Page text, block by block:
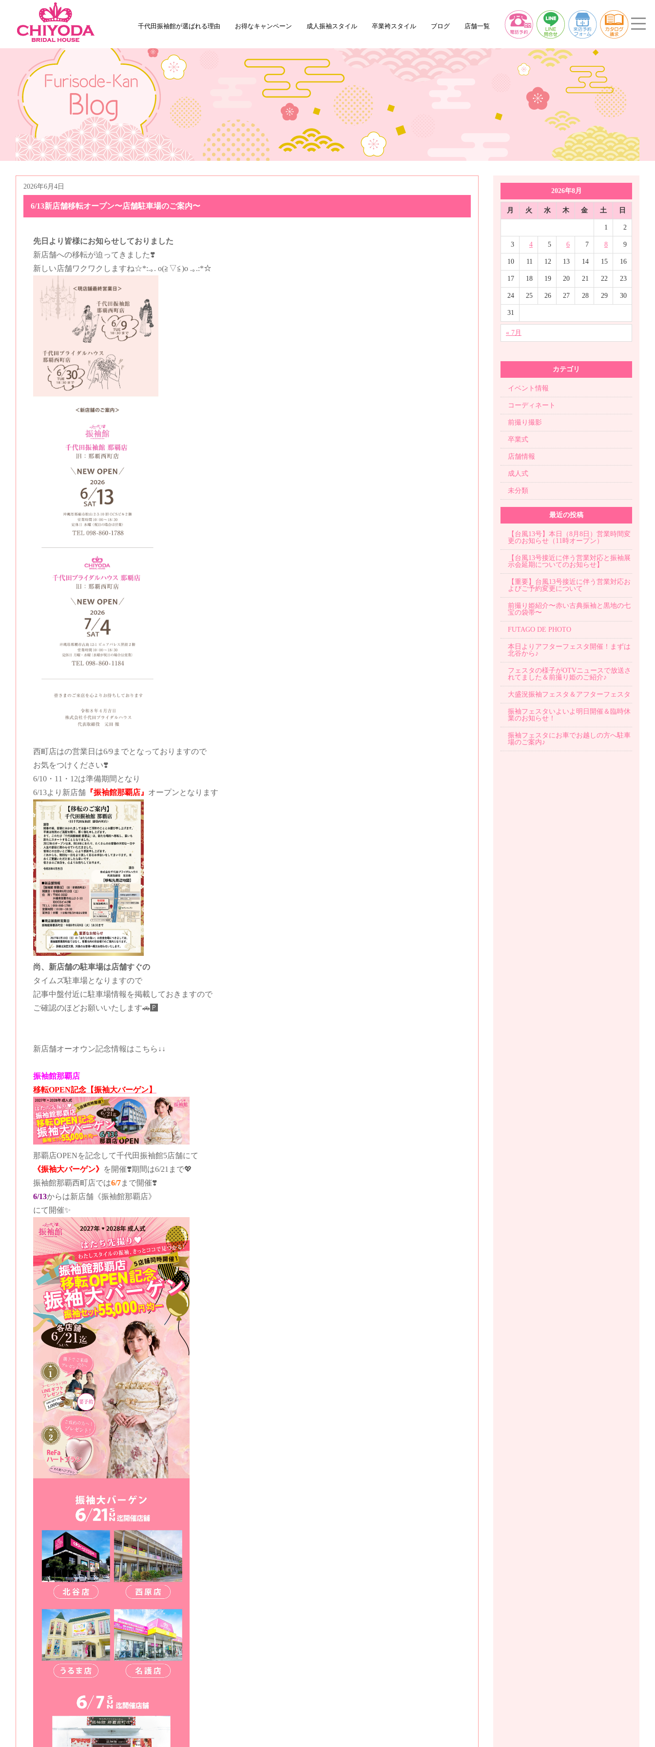
千代田振袖館が選ばれる理由 お得なキャンペーン 成人振袖スタイル 卒業袴スタイル ブログ 店舗一覧
2026年6月4日
6/13新店舗移転オープン〜店舗駐車場のご案内〜
先日より皆様にお知らせしておりました
新店舗への移転が迫ってきました❣️
新しい店舗ワクワクしますね☆*:.｡. o(≧▽≦)o .｡.:*☆
西町店はの営業日は6/9までとなっておりますので
お気をつけください❣️
6/10・11・12は準備期間となり
6/13より新店舗 『振袖館那覇店』 オープンとなります
尚、新店舗の駐車場は店舗すぐの
タイムズ駐車場となりますので
記事中盤付近に駐車場情報を掲載しておきますので
ご確認のほどお願いいたします🚗🅿️
新店舗オーオウン記念情報はこちら↓↓
振袖館那覇店
移転OPEN記念【振袖大バーゲン】
那覇店OPENを記念して千代田振袖館5店舗にて
《振袖大バーゲン》 を開催❣️期間は6/21まで💖
振袖館那覇西町店では6/7まで開催❣️
6/13からは新店舗《振袖館那覇店》
にて開催✨
2026年8月
月 火 水 木 金 土 日
1 2
3 4 5 6 7 8 9
10 11 12 13 14 15 16
17 18 19 20 21 22 23
24 25 26 27 28 29 30
31
« 7月
カテゴリ
イベント情報
コーディネート
前撮り撮影
卒業式
店舗情報
成人式
未分類
最近の投稿
【台風13号】本日（8月8日）営業時間変
更のお知らせ（11時オープン）
【台風13号接近に伴う営業対応と振袖展
示会延期についてのお知らせ】
【重要】台風13号接近に伴う営業対応お
よびご予約変更について
前撮り姫紹介〜赤い古典振袖と黒地の七
宝の袋帯〜
FUTAGO DE PHOTO
本日よりアフターフェスタ開催！まずは
北谷から♪
フェスタの様子がOTVニュースで放送さ
れてました＆前撮り姫のご紹介♪
大盛況振袖フェスタ＆アフターフェスタ
振袖フェスタいよいよ明日開催＆臨時休
業のお知らせ！
振袖フェスタにお車でお越しの方へ駐車
場のご案内♪